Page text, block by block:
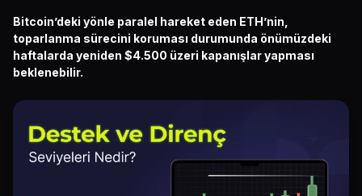
Bitcoin’deki yönle paralel hareket eden ETH’nin,
toparlanma sürecini koruması durumunda önümüzdeki
haftalarda yeniden $4.500 üzeri kapanışlar yapması
beklenebilir.